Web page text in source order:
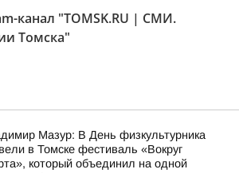
канал "TOMSK.RU | СМИ.
Томска"
Мазур: В День физкультурника
в Томске фестиваль «Вокруг
который объединил на одной